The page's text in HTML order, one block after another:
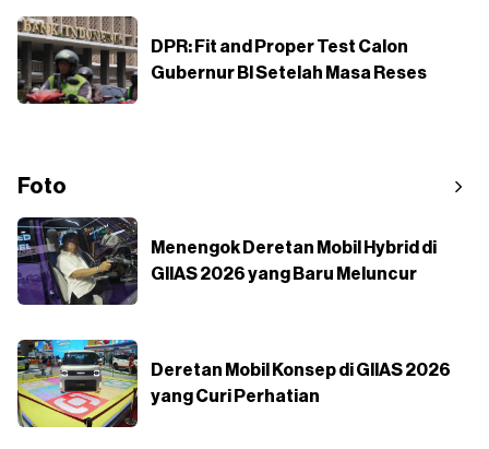
DPR: Fit and Proper Test Calon
Gubernur BI Setelah Masa Reses
Foto
Menengok Deretan Mobil Hybrid di
GIIAS 2026 yang Baru Meluncur
Deretan Mobil Konsep di GIIAS 2026
yang Curi Perhatian